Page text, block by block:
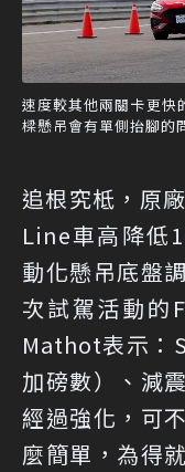
速度較其他兩關卡更快
樑懸吊會有單側抬腳的
追根究柢，原
Line車高降低
動化懸吊底盤
次試駕活動的
Mathot表示：
加磅數）、減
經過強化，可
麼簡單，為得